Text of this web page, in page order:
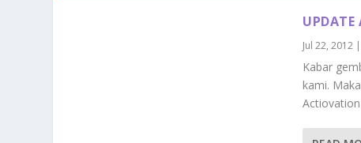
Jul 22, 2012 |
Kabar
kami.